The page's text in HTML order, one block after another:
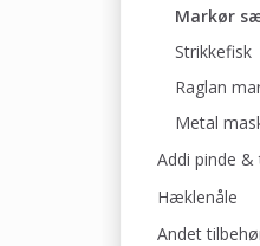
Markør
Strikkefisk
Raglan
Metal
Addi pinde
Hæklenåle
Andet